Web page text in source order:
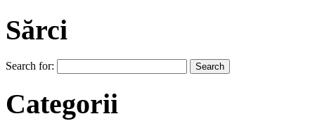
Sărci
Search for:
Categorii